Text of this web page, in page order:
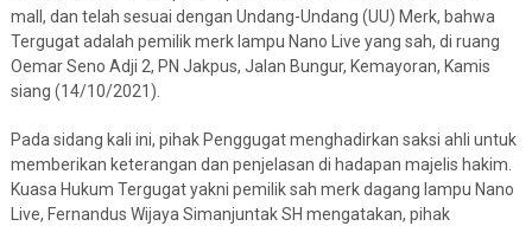
mall, dan telah sesuai dengan Undang-Undang (UU) Merk, bahwa
Tergugat adalah pemilik merk lampu Nano Live yang sah, di ruang
Oemar Seno Adji 2, PN Jakpus, Jalan Bungur, Kemayoran, Kamis
siang (14/10/2021).
Pada sidang kali ini, pihak Penggugat menghadirkan saksi ahli untuk
memberikan keterangan dan penjelasan di hadapan majelis hakim.
Kuasa Hukum Tergugat yakni pemilik sah merk dagang lampu Nano
Live, Fernandus Wijaya Simanjuntak SH mengatakan, pihak